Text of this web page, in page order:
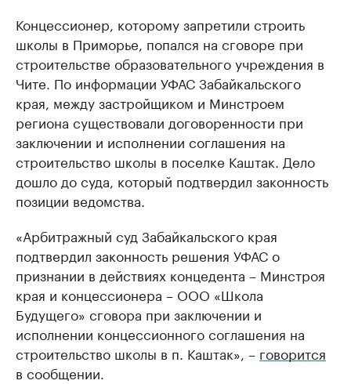
Концессионер, которому запретили строить
школы в Приморье, попался на сговоре при
строительстве образовательного учреждения в
Чите. По информации УФАС Забайкальского
края, между застройщиком и Минстроем
региона существовали договоренности при
заключении и исполнении соглашения на
строительство школы в поселке Каштак. Дело
дошло до суда, который подтвердил законность
позиции ведомства.
«Арбитражный суд Забайкальского края
подтвердил законность решения УФАС о
признании в действиях концедента – Минстроя
края и концессионера – ООО «Школа
Будущего» сговора при заключении и
исполнении концессионного соглашения на
строительство школы в п. Каштак», – говорится
в сообщении.